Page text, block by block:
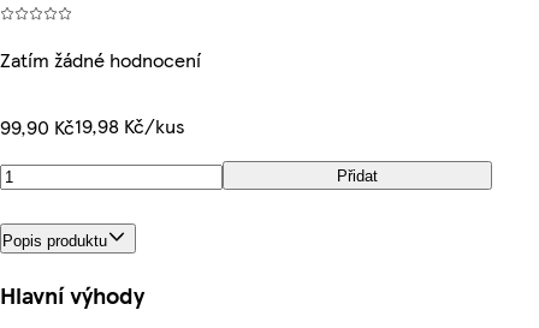
Zatím žádné hodnocení
99,90 Kč19,98 Kč/kus
Přidat
Popis produktu
Hlavní výhody